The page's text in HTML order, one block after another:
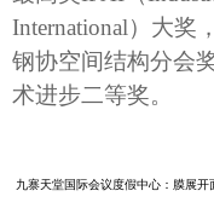
International）大奖
钢协空间结构分会
术进步二等奖。
九寨天堂国际会议度假中心：膜展开